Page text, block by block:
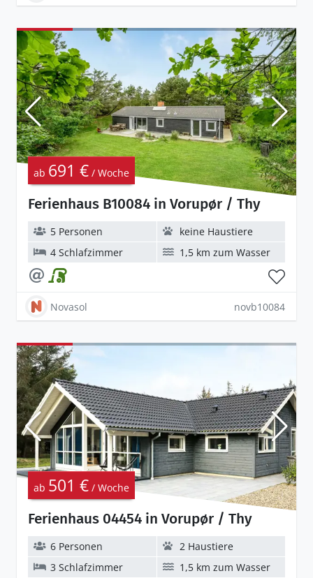
Ferienhaus B10084 in Vorupør / Thy
ab 691 € / Woche
5 Personen
keine Haustiere
4 Schlafzimmer
1,5 km zum Wasser
Novasol novb10084
Ferienhaus 04454 in Vorupør / Thy
ab 501 € / Woche
6 Personen
2 Haustiere
3 Schlafzimmer
1,5 km zum Wasser